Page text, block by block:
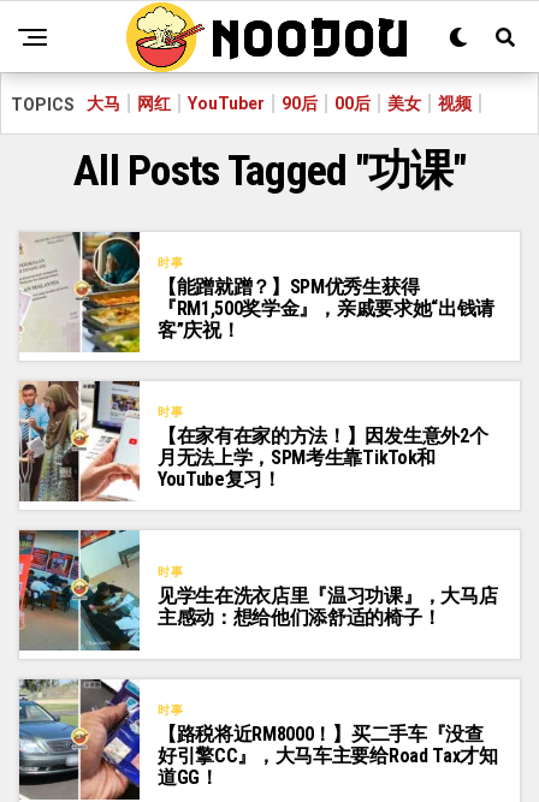
TOPICS 大马 网红 YouTuber 90后 00后 美女 视频
All Posts Tagged "功课"
时事
【能蹭就蹭？】SPM优秀生获得
『RM1,500奖学金』，亲戚要求她“出钱请
客”庆祝！
时事
【在家有在家的方法！】因发生意外2个
月无法上学，SPM考生靠TikTok和
YouTube复习！
时事
见学生在洗衣店里『温习功课』，大马店
主感动：想给他们添舒适的椅子！
时事
【路税将近RM8000！】买二手车『没查
好引擎CC』，大马车主要给Road Tax才知
道GG！